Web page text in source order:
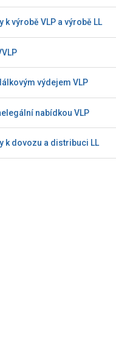
k výrobě VLP a výrobě LL
výdejem VLP
nabídkou VLP
k dovozu a distribuci LL